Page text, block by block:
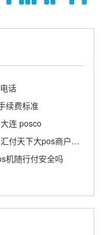
话
续费标准
连 posco
汇付天下POS机交易没到账怎么办 - 汇付天下大pos商户版APP
机随行付安全吗